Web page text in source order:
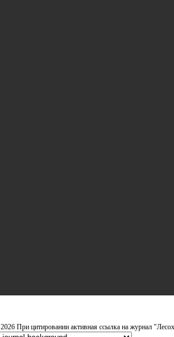
2026 При цитировании активная ссылка на журнал